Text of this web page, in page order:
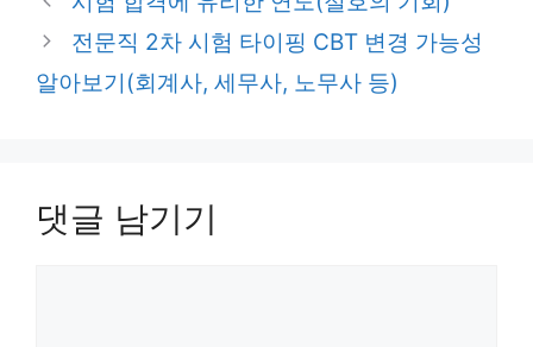
리
전문직 2차 시험 타이핑 CBT 변경 가능성
알아보기(회계사, 세무사, 노무사 등)
댓글 남기기